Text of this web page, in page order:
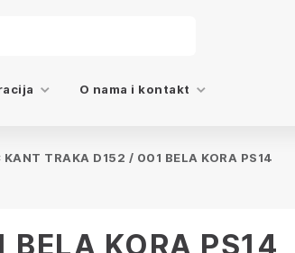
O nama i kontakt
KANT TRAKA D152 / 001 BELA KORA PS14
KORA PS14